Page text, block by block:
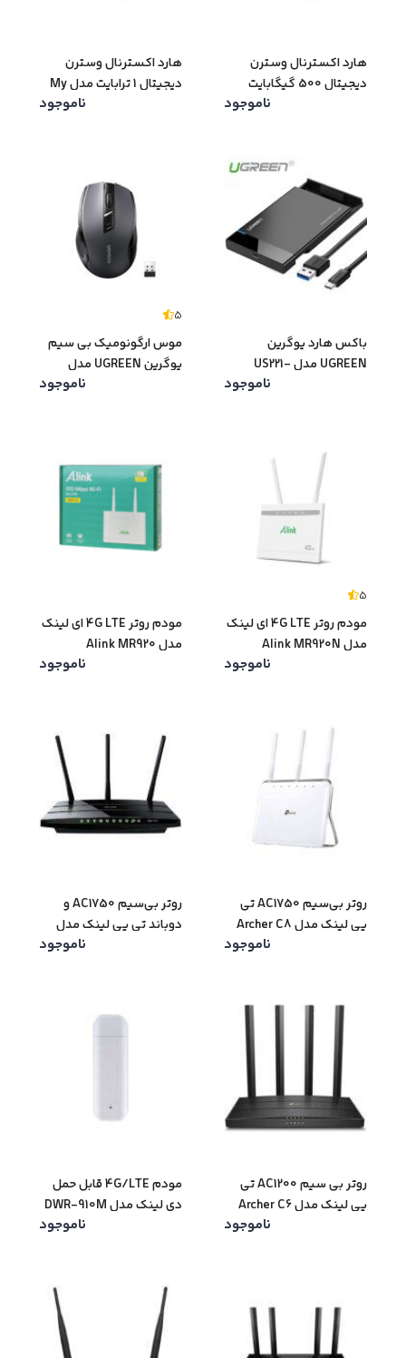
هارد اکسترنال وسترن
دیجیتال 500 گیگابایت
ناموجود
هارد اکسترنال وسترن
دیجیتال 1 ترابایت مدل My
ناموجود
باکس هارد یوگرین
UGREEN مدل US221-
ناموجود
5
موس ارگونومیک بی سیم
یوگرین UGREEN مدل
ناموجود
5
مودم روتر 4G LTE ای لینک
مدل Alink MR920N
ناموجود
مودم روتر 4G LTE ای لینک
مدل Alink MR920
ناموجود
روتر بی‌سیم AC1750 تی
پی لینک مدل Archer C8
ناموجود
روتر بی‌سیم AC1750 و
دوباند تی پی لینک مدل
ناموجود
روتر بی سیم AC1200 تی
پی لینک مدل Archer C6
ناموجود
مودم 4G/LTE قابل حمل
دی لینک مدل DWR-910M
ناموجود